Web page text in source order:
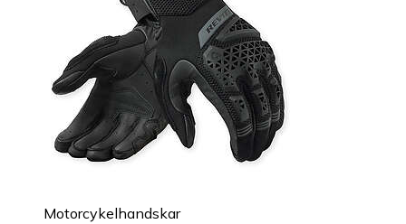
Motorcykelhandskar